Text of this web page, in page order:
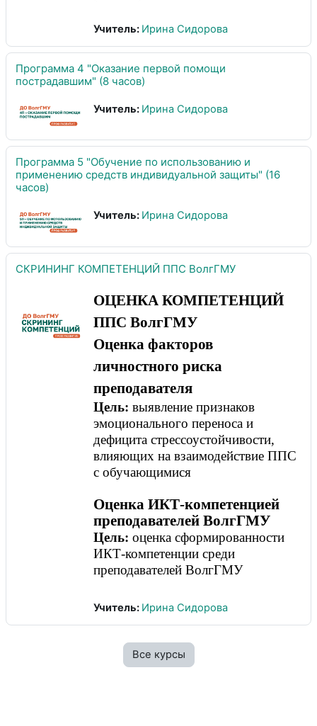
Учитель: Ирина Сидорова
Программа 4 "Оказание первой помощи
пострадавшим" (8 часов)
Учитель: Ирина Сидорова
Программа 5 "Обучение по использованию и
применению средств индивидуальной защиты" (16
часов)
Учитель: Ирина Сидорова
СКРИНИНГ КОМПЕТЕНЦИЙ ППС ВолгГМУ
ОЦЕНКА КОМПЕТЕНЦИЙ
ППС ВолгГМУ
Оценка факторов
личностного риска
преподавателя
Цель: выявление признаков
эмоционального переноса и
дефицита стрессоустойчивости,
влияющих на взаимодействие ППС
с обучающимися
Оценка ИКТ-компетенцией
преподавателей ВолгГМУ
Цель: оценка сформированности
ИКТ-компетенции среди
преподавателей ВолгГМУ
Учитель: Ирина Сидорова
Все курсы